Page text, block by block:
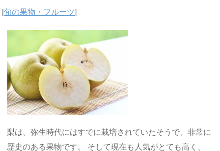
[旬の果物・フルーツ]
梨は、弥生時代にはすでに栽培されていたそうで、非常に
歴史のある果物です。 そして現在も人気がとても高く、